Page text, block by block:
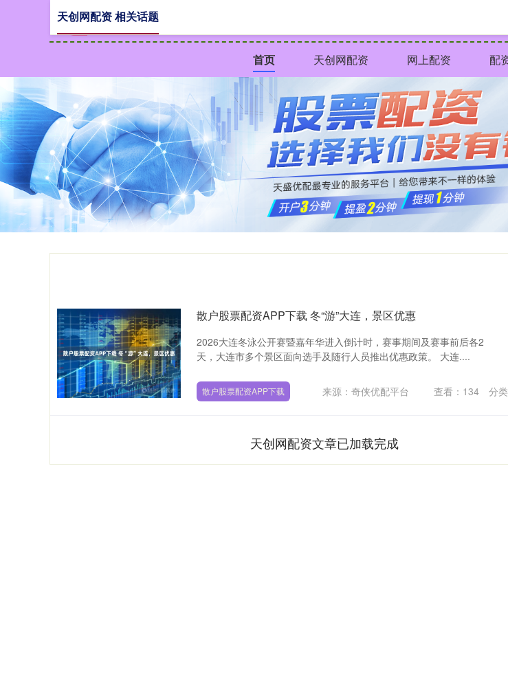
首页 天创网配资 网上配资 配
天创网配资 相关话题
散户股票配资APP下载 冬“游”大连，景区优惠
2026大连冬泳公开赛暨嘉年华进入倒计时，赛事期间及赛事前后各2
天，大连市多个景区面向选手及随行人员推出优惠政策。 大连....
散户股票配资APP下载 来源：奇侠优配平台 查看： 134 分
天创网配资文章已加载完成